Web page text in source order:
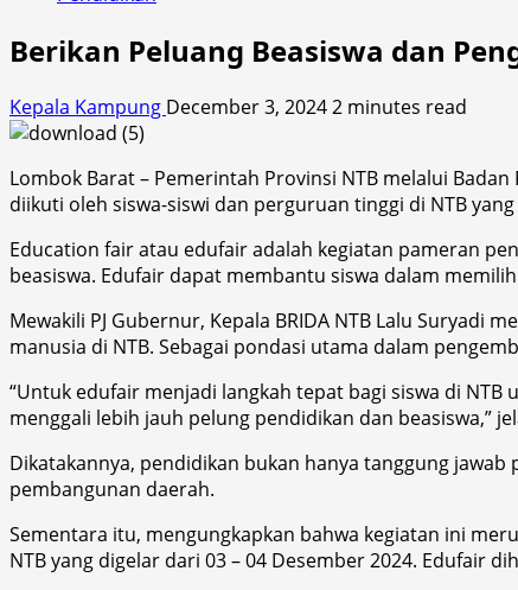
Berikan Peluang Beasiswa dan
Kepala Kampung December 3, 20242 minutes read
Lombok Barat – Pemerintah Provinsi NTB melalui
diikuti oleh siswa-siswi dan perguruan tinggi di NTB
Education fair atau edufair adalah kegiatan pameran
beasiswa. Edufair dapat membantu siswa dalam
Mewakili PJ Gubernur, Kepala BRIDA NTB Lalu
manusia di NTB. Sebagai pondasi utama dalam
“Untuk edufair menjadi langkah tepat bagi siswa di
menggali lebih jauh pelung pendidikan dan beasiswa,”
Dikatakannya, pendidikan bukan hanya tanggung
pembangunan daerah.
Sementara itu, mengungkapkan bahwa kegiatan ini
NTB yang digelar dari 03 – 04 Desember 2024. Edufair